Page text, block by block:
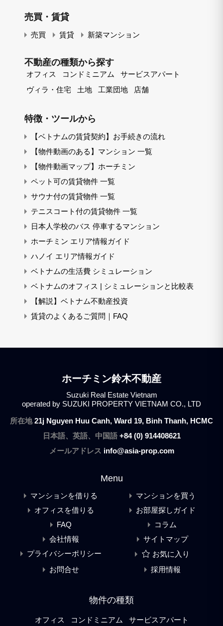
売買・賃貸
売買 賃貸 新築マンション
不動産の種類から探す
オフィス コンドミニアム
サービスアパート
ヴィラ・住宅
土地 工業団地 店舗
特徴・ツールから
【ベトナムの賃貸契約】お手続きの流れ
【物件動画のある】マンション 一覧
【物件動画マップ】ホーチミン
ペット可の賃貸物件 一覧
サウナ付の賃貸物件 一覧
テニスコート付の賃貸物件 一覧
日本人学校のバス 停車するマンション
ホーチミン エリア情報ガイド
ハノイ エリア情報ガイド
ベトナムの生活費 シミュレーション
ベトナムのオフィス | シミュレーションと比較表
【解説】ベトナム不動産投資
賃貸のよくあるご質問｜FAQ
ホーチミン鈴木不動産
Suzuki Real Estate Vietnam
operated by SUZUKI PROPERTY VIETNAM CO., LTD
所在地21j Nguyen Huu Canh, Ward 19, Binh Thanh, HCMC
日本語、英語、中国語 +84 (0) 914408621
メールアドレス info@asia-prop.com
Menu
マンションを借りる
マンションを買う
オフィスを借りる
お部屋探しガイド
FAQ
コラム
会社情報
サイトマップ
プライバシーポリシー
お気に入り
お問合せ
採用情報
物件の種類
オフィス コンドミニアム サービスアパート